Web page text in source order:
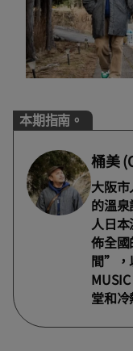
本期指南。
桶美
大阪
的溫
人日
佈全
間”，
堂和